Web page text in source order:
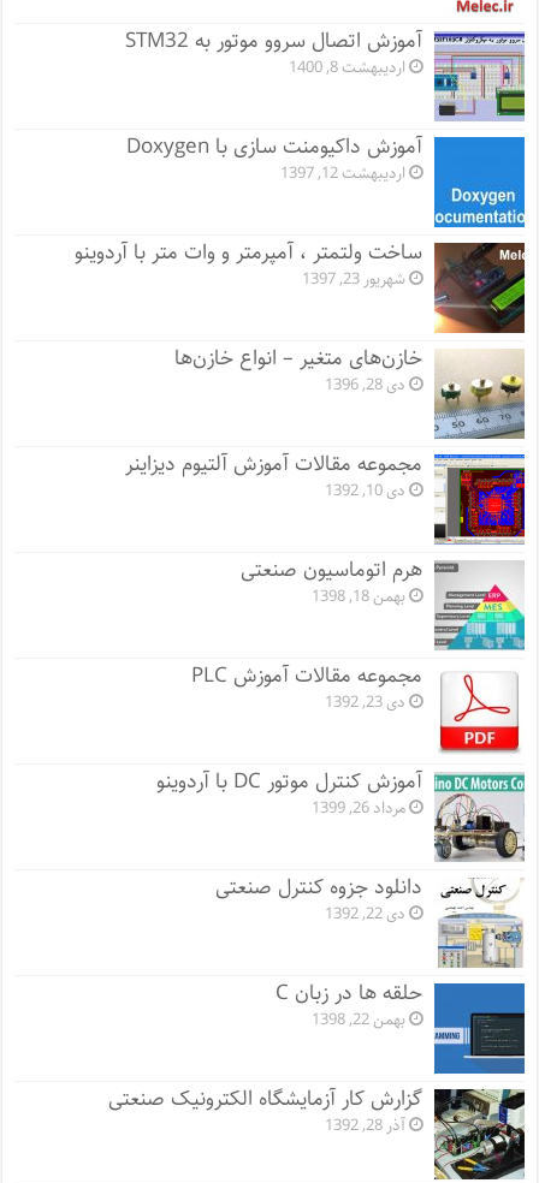
آموزش اتصال سروو موتور به STM32
اردیبهشت 8, 1400
آموزش داکیومنت سازی با Doxygen
اردیبهشت 12, 1397
ساخت ولتمتر ، آمپرمتر و وات متر با آردوینو
شهریور 23, 1397
خازن‌های متغیر – انواع خازن‌ها
دی 28, 1396
مجموعه مقالات آموزش آلتیوم دیزاینر
دی 10, 1392
هرم اتوماسیون صنعتی
بهمن 18, 1398
مجموعه مقالات آموزش PLC
دی 23, 1392
آموزش کنترل موتور DC با آردوینو
مرداد 26, 1399
دانلود جزوه کنترل صنعتی
دی 22, 1392
حلقه ها در زبان C
بهمن 22, 1398
گزارش کار آزمایشگاه الکترونیک صنعتی
آذر 28, 1392